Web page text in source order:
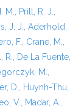
M., Prill, R. J.,
J. J., Aderhold,
F., Crane, M.,
R., De La Fuente,
M.,
D., Huynh-Thu,
V., Madar, A.,